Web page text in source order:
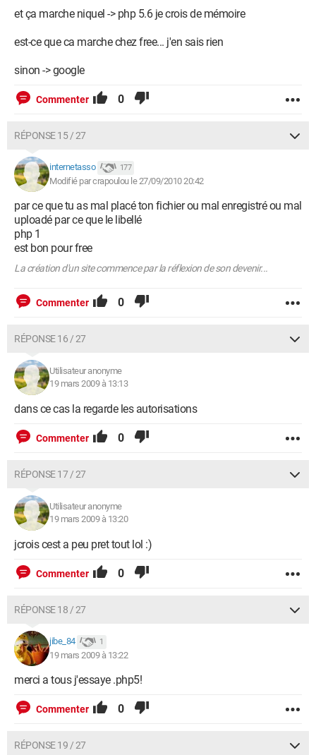
et ça marche niquel -> php 5.6 je crois de mémoire
est-ce que ca marche chez free... j'en sais rien
sinon -> google
Commenter 0
RÉPONSE 15 / 27
internetasso 177
Modifié par crapoulou le 27/09/2010 20:42
par ce que tu as mal placé ton fichier ou mal enregistré ou mal
uploadé par ce que le libellé
php 1
est bon pour free
La création d'un site commence par la réflexion de son devenir...
Commenter 0
RÉPONSE 16 / 27
Utilisateur anonyme
19 mars 2009 à 13:13
dans ce cas la regarde les autorisations
Commenter 0
RÉPONSE 17 / 27
Utilisateur anonyme
19 mars 2009 à 13:20
jcrois cest a peu pret tout lol :)
Commenter 0
RÉPONSE 18 / 27
jibe_84 1
19 mars 2009 à 13:22
merci a tous j'essaye .php5!
Commenter 0
RÉPONSE 19 / 27